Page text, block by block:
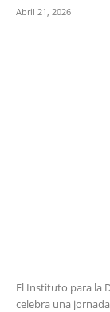
Abril 21, 2026
El Instituto para la
celebra una